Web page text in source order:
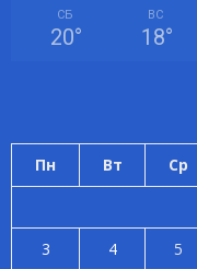
СБ
20°
ВС
18°
Пн Вт Ср
3
4 5